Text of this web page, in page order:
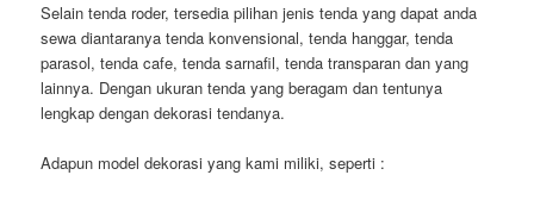
Selain tenda roder, tersedia pilihan jenis tenda yang dapat anda
sewa diantaranya tenda konvensional, tenda hanggar, tenda
parasol, tenda cafe, tenda sarnafil, tenda transparan dan yang
lainnya. Dengan ukuran tenda yang beragam dan tentunya
lengkap dengan dekorasi tendanya.
Adapun model dekorasi yang kami miliki, seperti :